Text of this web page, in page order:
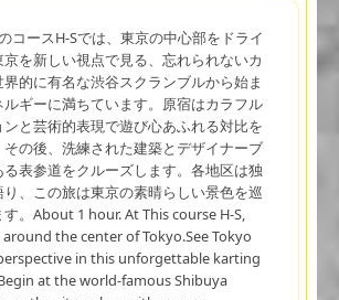
コースH-Sでは、東京の中心部をドライ
を新しい視点で見る、忘れられないカ
的に有名な渋谷スクランブルから始ま
ルギーに満ちています。原宿はカラフル
と芸術的表現で遊び心あふれる対比を
の後、洗練された建築とデザイナーブ
表参道をクルーズします。各地区は独
、この旅は東京の素晴らしい景色を巡
。About 1 hour. At This course H-S,
the center of Tokyo.See Tokyo
in this unforgettable karting
at the world-famous Shibuya